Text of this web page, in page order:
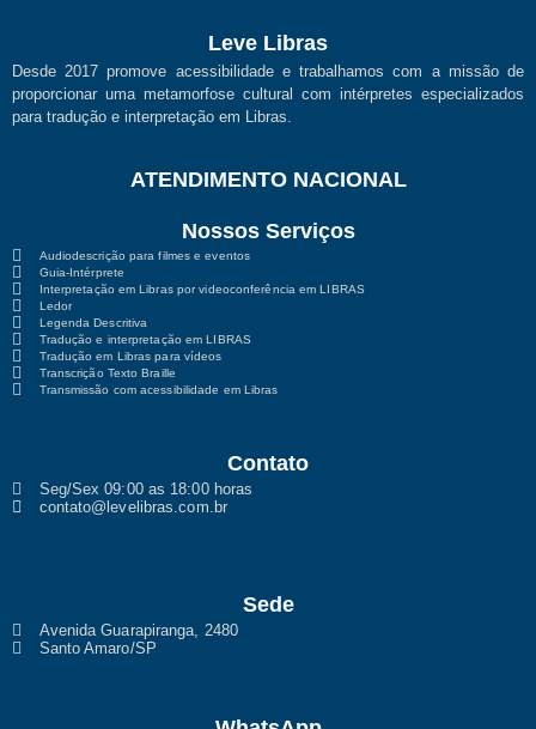
Leve Libras
Desde 2017 promove acessibilidade e trabalhamos com a missão de
proporcionar uma metamorfose cultural com intérpretes especializados
para tradução e interpretação em Libras.
ATENDIMENTO NACIONAL
Nossos Serviços
Audiodescrição para filmes e eventos
Guia-Intérprete
Interpretação em Libras por videoconferência em LIBRAS
Ledor
Legenda Descritiva
Tradução e interpretação em LIBRAS
Tradução em Libras para vídeos
Transcrição Texto Braille
Transmissão com acessibilidade em Libras
Contato
Seg/Sex 09:00 as 18:00 horas
contato@levelibras.com.br
Sede
Avenida Guarapiranga, 2480
Santo Amaro/SP